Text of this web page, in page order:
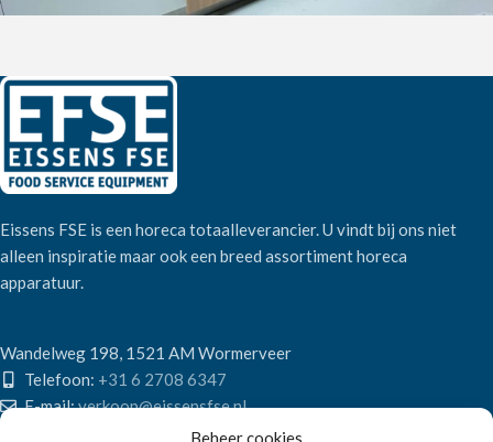
Beheer cookies
Eissens FSE is een horeca totaalleverancier. U vindt bij ons niet
alleen inspiratie maar ook een breed assortiment horeca
apparatuur.
Wandelweg 198, 1521 AM Wormerveer
Telefoon: +31 6 2708 6347
E-mail:verkoop@eissensfse.nl